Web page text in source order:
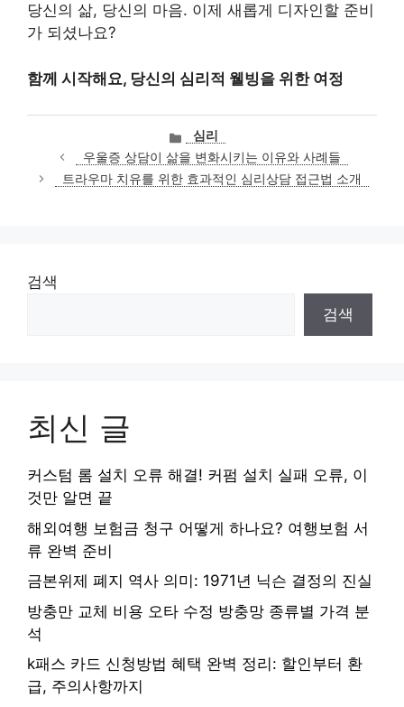
당신의 삶, 당신의 마음. 이제 새롭게 디자인할 준비
가 되셨나요?
함께 시작해요, 당신의 심리적 웰빙을 위한 여정
카
테
고
리
심리
우울증 상담이 삶을 변화시키는 이유와 사례들
트라우마 치유를 위한 효과적인 심리상담 접근법 소개
검색
검색
최신 글
커스텀 롬 설치 오류 해결! 커펌 설치 실패 오류, 이
것만 알면 끝
해외여행 보험금 청구 어떻게 하나요? 여행보험 서
류 완벽 준비
금본위제 폐지 역사 의미: 1971년 닉슨 결정의 진실
방충만 교체 비용 오타 수정 방충망 종류별 가격 분
석
k패스 카드 신청방법 혜택 완벽 정리: 할인부터 환
급, 주의사항까지